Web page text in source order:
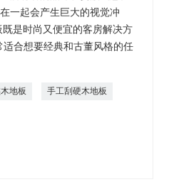
一起会产生巨大的视觉冲
是时尚又便宜的客房解决方
合想要经典和古董风格的任
地板 手工刮硬木地板